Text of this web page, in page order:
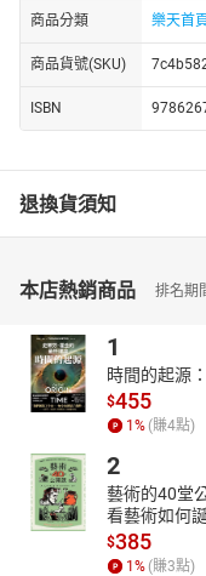
從清教徒的遷徙故事到
地土著民族產生的種種
程以及最終勝利，分析
爭的轉折點──提康德羅
▎憲法的誕生與新國家
挑戰。本書詳細描述了
人文集》的出現及其對
盛頓總統如何在艱難的
步建立起一個新的國家
作用。
▎領土擴張與內戰風雲
隨著美國國力的增強，
僅涉及對印第安人的征
商品分類 樂天首頁
商品貨號(SKU)
ISBN
退換貨須知
本店熱銷商品 排名期
1
時間的起源
$455
1 % (賺4點)
2
藝術的40堂
看藝術如何
$385
1 % (賺3點)